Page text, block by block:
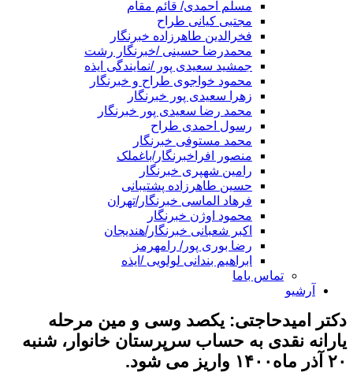
مسلم احمدی/ قائم مقام
مجتبی کیانی طراح
فخرالدین طاهرزاده خبرنگار
محمدرضا حسینی /خبرنگار رشت
جمشید سعیدی پور /نمایندگی ایذه
محمود خواجوی طراح و خبرنگار
زهرا سعیدی پور خبرنگار
محمد رضا سعیدی پور خبرنگار
رسول احمدی طراح
محمد مستوفی خبرنگار
منصور افراخبرنگار/باغملک
رامین شهپری خبرنگار
حسین طاهرزاده پشتیبانی
فرهاد الماسی خبرنگار/تهران
محمود اوژن خبرنگار
اکبر شعبانی خبرنگار/هندیجان
رضا بوری پور/ رامهرمز
ابراهیم بندانی لولویی /ایذه
تماس باما
آرشیو
دکتر امیدحاجتی: یکصد وسی و مین مرحله
یارانه نقدی به حساب سرپرستان خانوار، شنبه
۲۰ آذر ماه۱۴۰۰ واریز می شود.